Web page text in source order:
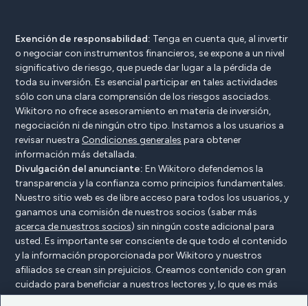
Exención de responsabilidad: Tenga en cuenta que, al invertir
o negociar con instrumentos financieros, se expone a un nivel
significativo de riesgo, que puede dar lugar a la pérdida de
toda su inversión. Es esencial participar en tales actividades
sólo con una clara comprensión de los riesgos asociados.
Wikitoro no ofrece asesoramiento en materia de inversión,
negociación ni de ningún otro tipo. Instamos a los usuarios a
revisar nuestra Condiciones generales para obtener
información más detallada.
Divulgación del anunciante: En Wikitoro defendemos la
transparencia y la confianza como principios fundamentales.
Nuestro sitio web es de libre acceso para todos los usuarios, y
ganamos una comisión de nuestros socios (saber más
acerca de nuestros socios) sin ningún coste adicional para
usted. Es importante ser consciente de que todo el contenido
y la información proporcionada por Wikitoro y nuestros
afiliados se crean sin prejuicios. Creamos contenido con gran
cuidado para beneficiar a nuestros lectores y, lo que es más
importante, no está influenciado por ningún acuerdo de